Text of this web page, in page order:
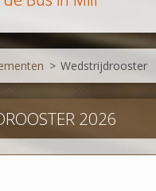
> Wedstrijdrooster
2026